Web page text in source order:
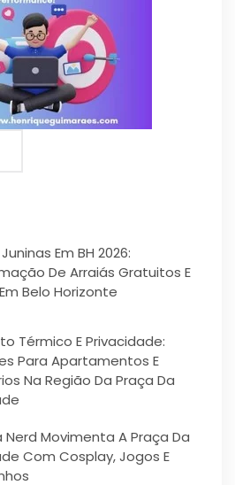
Em BH 2026:
De Arraiás Gratuitos E
Belo Horizonte
Térmico E Privacidade:
Para Apartamentos E
Na Região Da Praça Da
Nerd Movimenta A Praça Da
Com Cosplay, Jogos E